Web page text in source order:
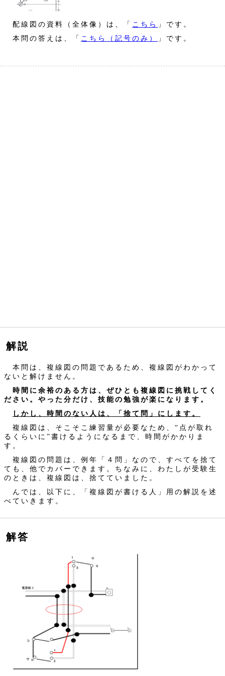
配線図の資料（全体像）は、「 こちら
」です。
本問の答えは、「 こちら（記号のみ） 」です。
解説
本問は、複線図の問題であるため、複線図がわかって
ないと解けません。
時間に余裕のある方は、ぜひとも複線図に挑戦してく
ださい。やった分だけ、技能の勉強が楽になります。
しかし、時間のない人は、「捨て問」にします。
複線図は、そこそこ練習量が必要なため、“点が取れ
るくらいに”書けるようになるまで、時間がかかりま
す。
複線図の問題は、例年「４問」なので、すべてを捨て
ても、他でカバーできます。ちなみに、わたしが受験生
のときは、複線図は、捨てていました。
んでは、以下に、「複線図が書ける人」用の解説を述
べていきます。
解答